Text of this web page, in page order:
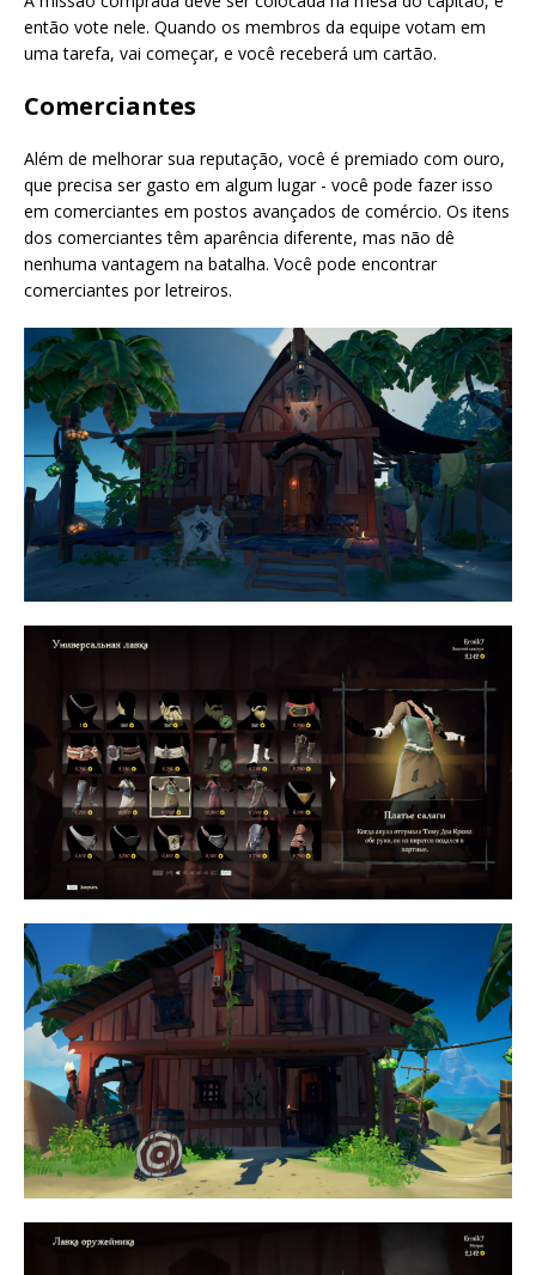
então vote nele. Quando os membros da equipe votam em
uma tarefa, vai começar, e você receberá um cartão.
Comerciantes
Além de melhorar sua reputação, você é premiado com ouro,
que precisa ser gasto em algum lugar - você pode fazer isso
em comerciantes em postos avançados de comércio. Os itens
dos comerciantes têm aparência diferente, mas não dê
nenhuma vantagem na batalha. Você pode encontrar
comerciantes por letreiros.